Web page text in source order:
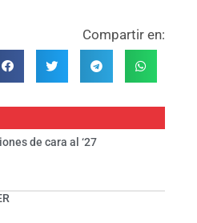
Compartir en:
de cara al ‘27